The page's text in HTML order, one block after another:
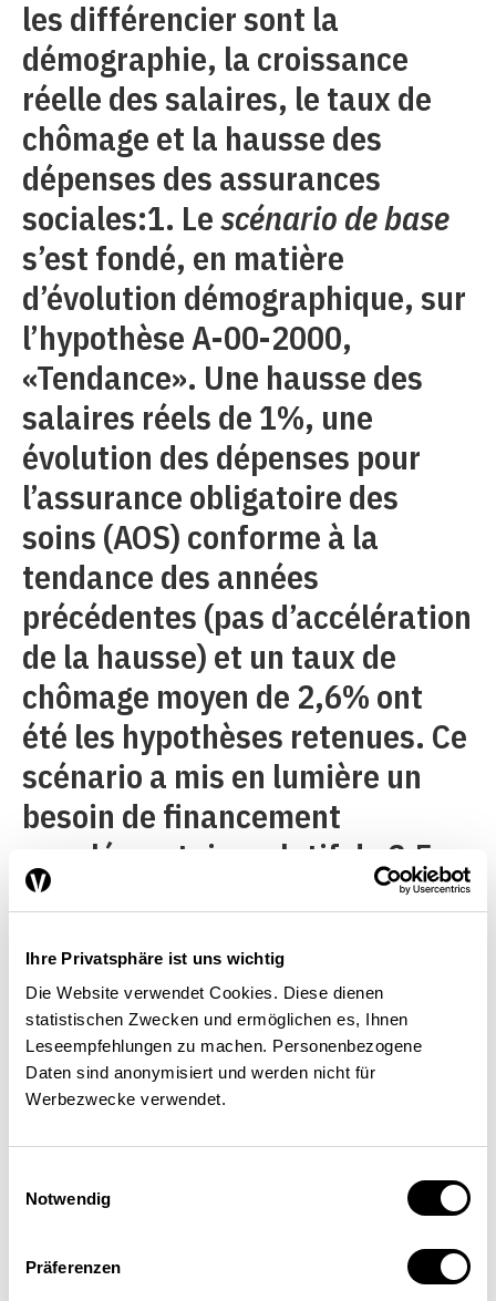
Ihre Privatsphäre ist uns wichtig
Die Website verwendet Cookies. Diese dienen
statistischen Zwecken und ermöglichen es, Ihnen
Leseempfehlungen zu machen. Personenbezogene
Daten sind anonymisiert und werden nicht für
Werbezwecke verwendet.
Notwendig
Präferenzen
les différencier sont la
démographie, la croissance
réelle des salaires, le taux de
chômage et la hausse des
dépenses des assurances
sociales:1. Lescénario de base
s’est fondé, en matière
d’évolution démographique, sur
l’hypothèse A-00-2000,
«Tendance». Une hausse des
salaires réels de 1%, une
évolution des dépenses pour
l’assurance obligatoire des
soins (AOS) conforme à la
tendance des années
précédentes (pas d’accélération
de la hausse) et un taux de
chômage moyen de 2,6% ont
été les hypothèses retenues. Ce
scénario a mis en lumière un
besoin de financement
supplémentaire relatif de 2,5
points de pourcentage du PIB
«évolution favorable»
table sur
une croissance des salaires
réels de 1,5% par an, un
vieillissement atténué, une
augmentation inférieure à la
moyenne des coûts AOS et un
taux de chômage de seulement
2,2%. Ce scénario évalue le